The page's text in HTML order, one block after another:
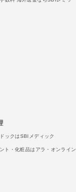
ックはSBIメディック
ト・化粧品はアラ・オンライン